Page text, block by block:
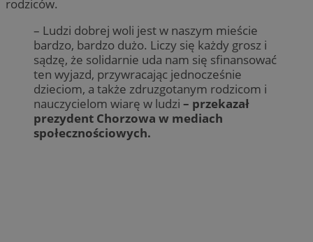
rodziców.
– Ludzi dobrej woli jest w naszym mieście
bardzo, bardzo dużo. Liczy się każdy grosz i
sądzę, że solidarnie uda nam się sfinansować
ten wyjazd, przywracając jednocześnie
dzieciom, a także zdruzgotanym rodzicom i
nauczycielom wiarę w ludzi – przekazał
prezydent Chorzowa w mediach
społecznościowych.